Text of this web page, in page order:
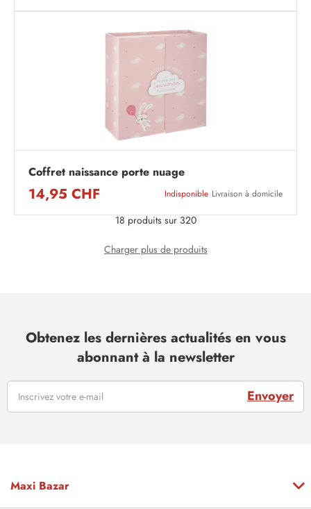
Coffret naissance porte nuage
14,95 CHF Indisponible Livraison à domicile
18 produits sur 320
Charger plus de produits
Obtenez les dernières actualités en vous
abonnant à la newsletter
Envoyer
Maxi Bazar